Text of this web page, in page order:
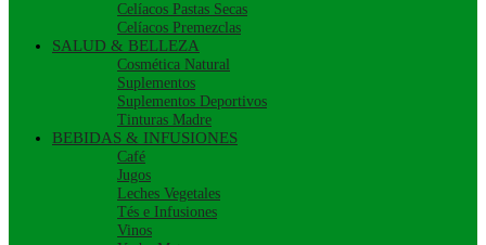
Celíacos Pastas Secas
Celíacos Premezclas
SALUD & BELLEZA
Cosmética Natural
Suplementos
Suplementos Deportivos
Tinturas Madre
BEBIDAS & INFUSIONES
Café
Jugos
Leches Vegetales
Tés e Infusiones
Vinos